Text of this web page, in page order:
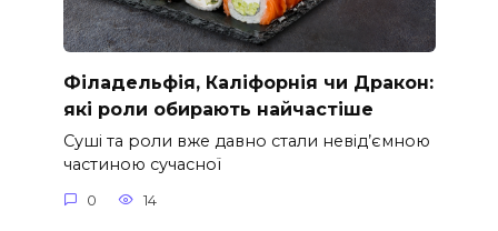
Філадельфія, Каліфорнія чи Дракон:
які роли обирають найчастіше
Суші та роли вже давно стали невід’ємною
частиною сучасної
0 14